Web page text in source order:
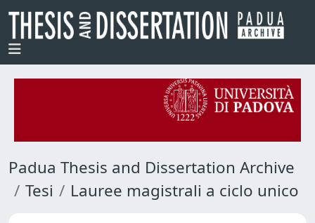
Padua Thesis and Dissertation Archive
Tesi
Lauree magistrali a ciclo unico